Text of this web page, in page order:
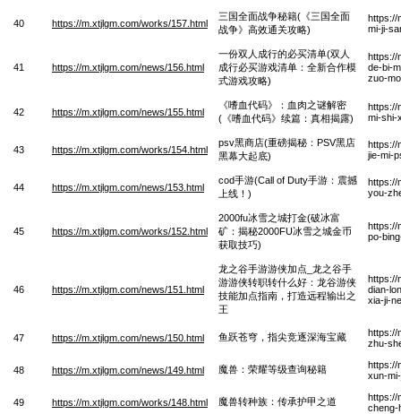
40 https://m.xtjlgm.com/works/157.html
三国全面战争秘籍(《三国全面
战争》高效通关攻略)
https://
mi-ji-
41 https://m.xtjlgm.com/news/156.html
一份双人成行的必买清单(双人
成行必买游戏清单：全新合作模
式游戏攻略)
https://
de-bi-
zuo-
42 https://m.xtjlgm.com/news/155.html
《嗜血代码》：血肉之谜解密
(《嗜血代码》续篇：真相揭露)
https://
mi-shi-
43 https://m.xtjlgm.com/works/154.html
psv黑商店(重磅揭秘：PSV黑店
黑幕大起底)
https://
jie-mi-
44 https://m.xtjlgm.com/news/153.html
cod手游(Call of Duty手游：震撼
上线！)
https://
you-
45 https://m.xtjlgm.com/works/152.html
2000fu冰雪之城打金(破冰富
矿：揭秘2000FU冰雪之城金币
获取技巧)
https://
po-
46 https://m.xtjlgm.com/news/151.html
龙之谷手游游侠加点_龙之谷手
游游侠转职转什么好：龙谷游侠
技能加点指南，打造远程输出之
王
https://
dian-
xia-ji-
47 https://m.xtjlgm.com/news/150.html 鱼跃苍穹，指尖竞逐深海宝藏
https://
zhu-
48 https://m.xtjlgm.com/news/149.html 魔兽：荣耀等级查询秘籍
https://
xun-
49 https://m.xtjlgm.com/works/148.html 魔兽转种族：传承护甲之道
https://
cheng-